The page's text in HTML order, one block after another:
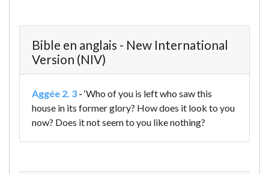
Bible en anglais - New International
Version (NIV)
Aggée 2. 3 - ‘Who of you is left who saw this
house in its former glory? How does it look to you
now? Does it not seem to you like nothing?